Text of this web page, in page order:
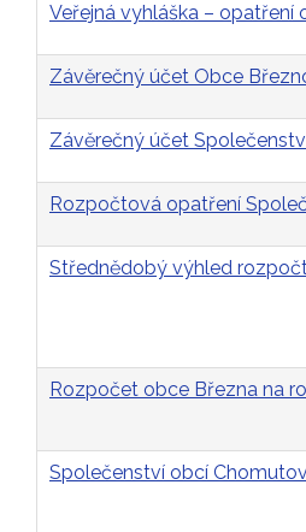
Veřejná vyhláška –
Závěrečný účet Obce
Závěrečný účet
Rozpočtová opatření
Střednědobý výhled
Rozpočet obce Března na
Společenství obcí